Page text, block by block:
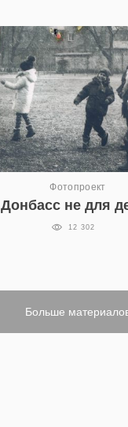
Фотопроект
Донбасс не для
12 302
Больше